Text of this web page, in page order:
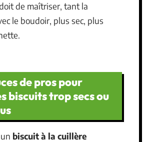
de maîtriser, tant la
le boudoir, plus sec, plus
de pros pour
biscuits trop secs ou
biscuit à la cuillère